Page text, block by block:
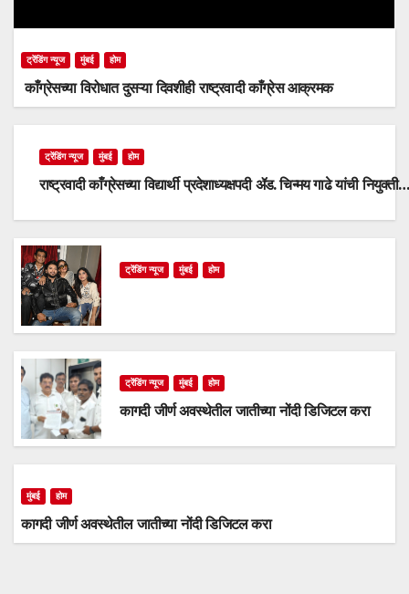
ट्रेंडिंग न्यूज मुंबई होम
काँग्रेसच्या विरोधात दुसऱ्या दिवशीही राष्ट्रवादी काँग्रेस आक्रमक
ट्रेंडिंग न्यूज मुंबई होम
राष्ट्रवादी काँग्रेसच्या विद्यार्थी प्रदेशाध्यक्षपदी ॲड. चिन्मय गाढे यांची नियुक्ती…
ट्रेंडिंग न्यूज मुंबई होम
ट्रेंडिंग न्यूज मुंबई होम
कागदी जीर्ण अवस्थेतील जातीच्या नोंदी डिजिटल करा
मुंबई होम
कागदी जीर्ण अवस्थेतील जातीच्या नोंदी डिजिटल करा